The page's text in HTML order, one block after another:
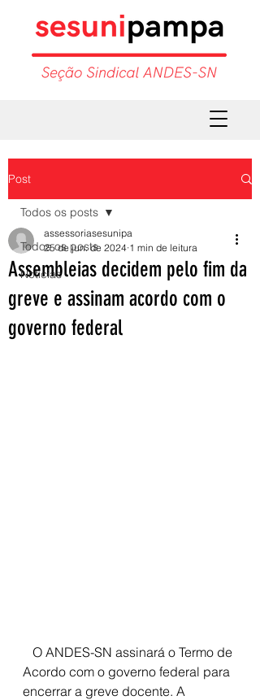
Post
Todos os posts
Notícias
Todos os posts
Assembleias decidem pelo fim da
greve e assinam acordo com o
governo federal
assessoriasesunipa
25 de jun. de 2024 1 min de leitura
Acordo com o governo federal para
encerrar a greve docente. A